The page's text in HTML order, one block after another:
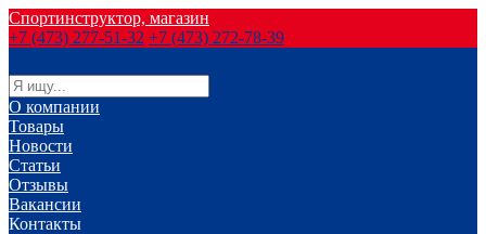
Спортинструктор, магазин
+7 (473) 277-51-32 +7 (473) 272-78-39
О компании
Товары
Новости
Статьи
Отзывы
Вакансии
Контакты